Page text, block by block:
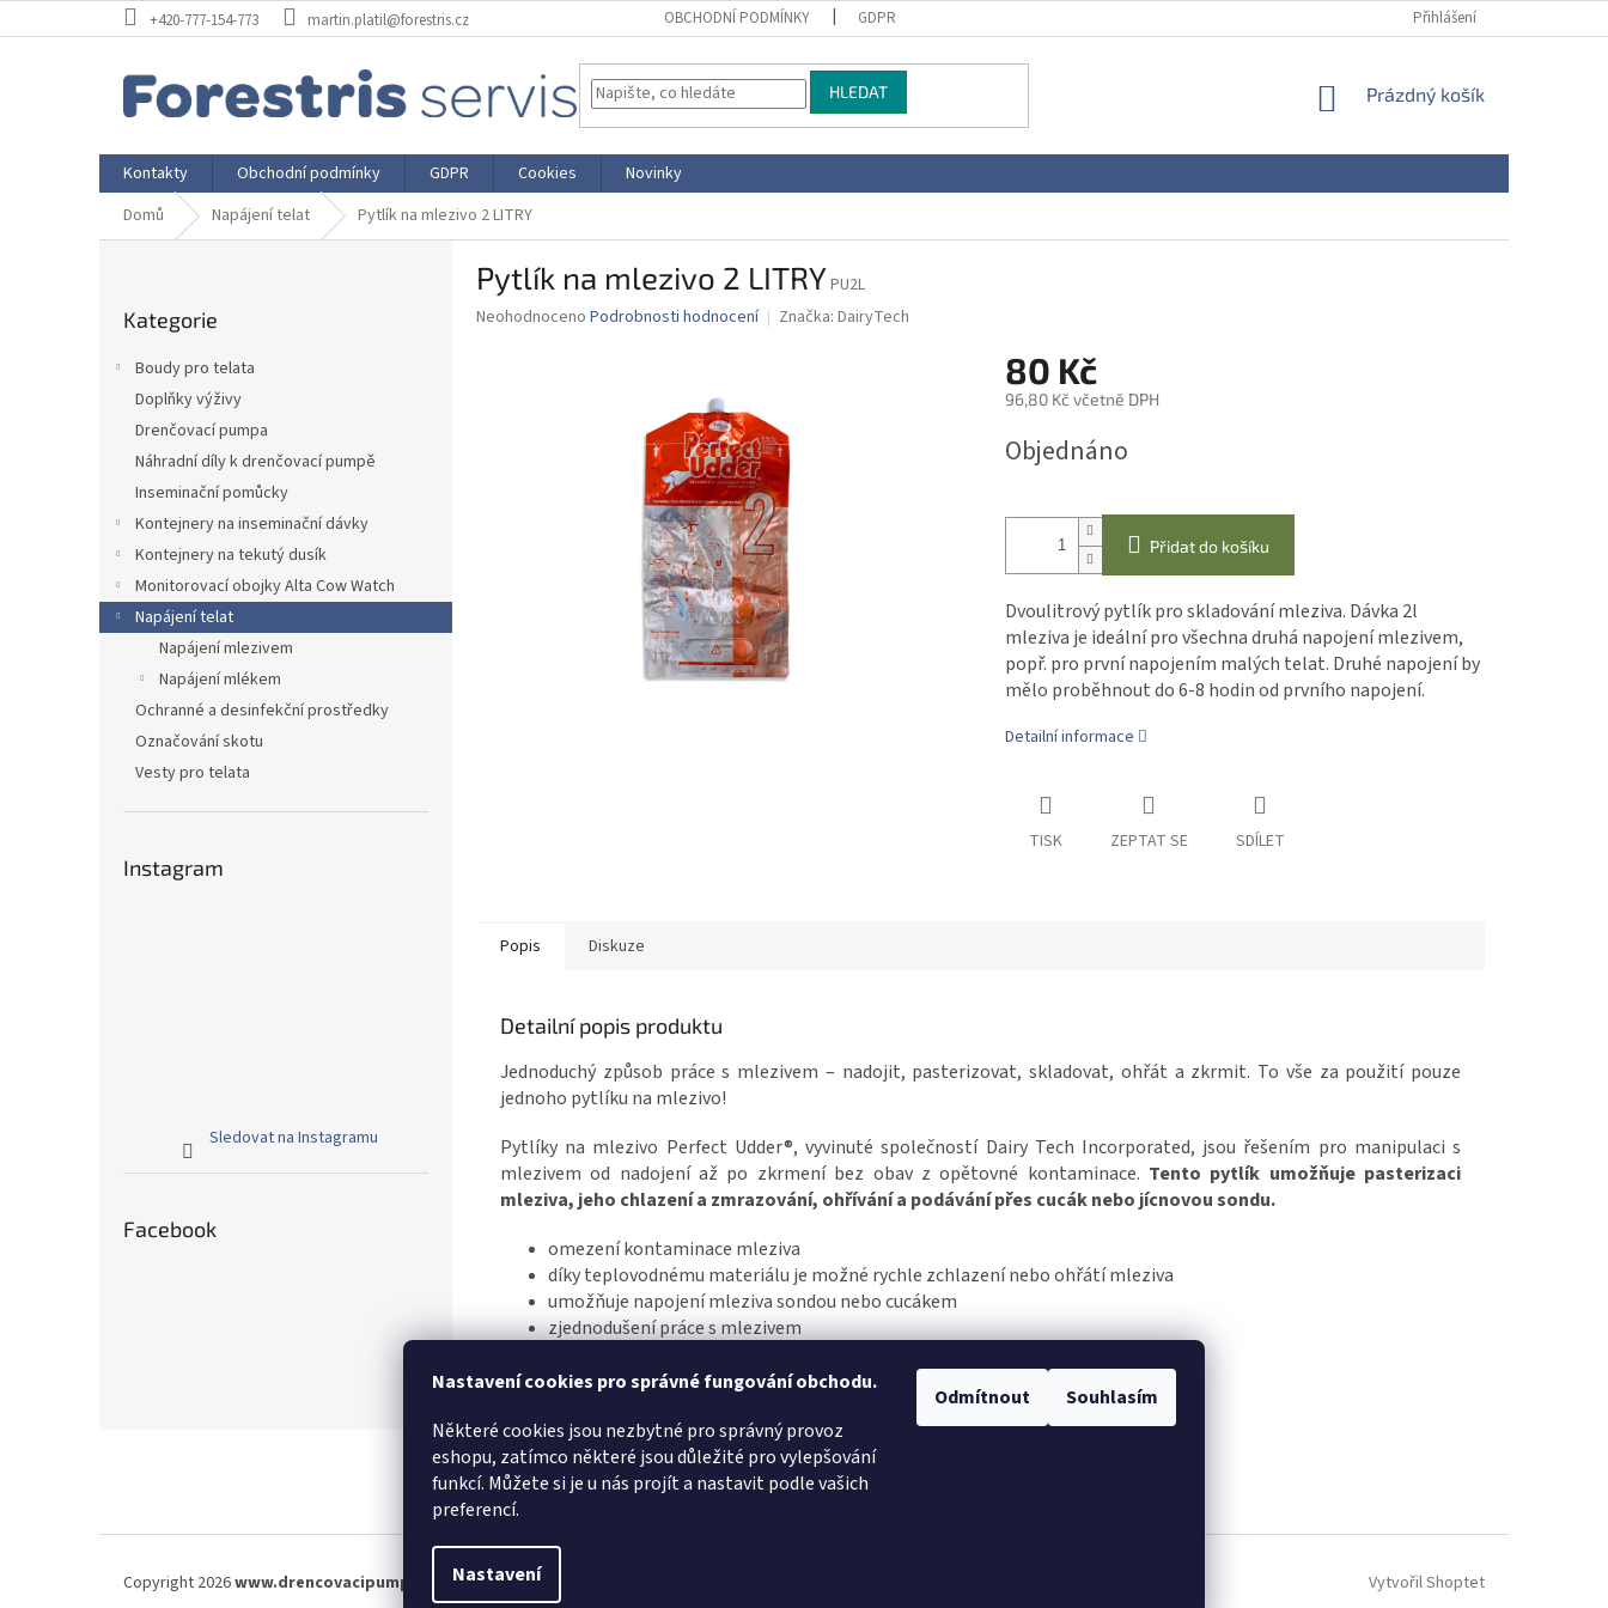
Nastavení cookies pro správné fungování obchodu.
Některé cookies jsou nezbytné pro správný provoz
eshopu, zatímco některé jsou důležité pro vylepšování
funkcí. Můžete si je u nás projít a nastavit podle vašich
preferencí.
Nastavení
Odmítnout Souhlasím
na
+420-777-154-773 martin.platil@forestris.cz OBCHODNÍ PODMÍNKY GDPR Přihlášení
HLEDAT
NÁKUPNÍ
Prázdný košík
Kontakty Obchodní podmínky GDPR Cookies
Novinky
Domů
Napájení telat Pytlík na mlezivo 2 LITRY
l
kategorie
Kategorie
Boudy pro telata
Doplňky výživy
Drenčovací pumpa
Náhradní díly k drenčovací pumpě
Inseminační pomůcky
Kontejnery na inseminační dávky
Kontejnery na tekutý dusík
Monitorovací obojky Alta Cow Watch
Napájení telat
Napájení mlezivem
Napájení mlékem
Ochranné a desinfekční prostředky
Označování skotu
Vesty pro telata
Instagram
Sledovat na Instagramu
Facebook
Pytlík na mlezivo 2 LITRYPU2L
Průměrné
Neohodnoceno Podrobnosti hodnocení Značka: DairyTech
80 Kč
96,80 Kč včetně DPH
cena:
Objednáno
Přidat do košíku
Dvoulitrový pytlík pro skladování mleziva. Dávka 2l
mleziva je ideální pro všechna druhá napojení mlezivem,
popř. pro první napojením malých telat. Druhé napojení by
mělo proběhnout do 6-8 hodin od prvního napojení.
Detailní informace
TISK ZEPTAT SE SDÍLET
Popis Diskuze
Detailní popis produktu
Jednoduchý způsob práce s mlezivem – nadojit, pasterizovat, skladovat, ohřát a zkrmit. To vše za použití pouze
jednoho pytlíku na mlezivo!
Pytlíky na mlezivo Perfect Udder®, vyvinuté společností Dairy Tech Incorporated, jsou řešením pro manipulaci s
mlezivem od nadojení až po zkrmení bez obav z opětovné kontaminace. Tento pytlík umožňuje pasterizaci
mleziva, jeho chlazení a zmrazování, ohřívání a podávání přes cucák nebo jícnovou sondu.
omezení kontaminace mleziva
díky teplovodnému materiálu je možné rychle zchlazení nebo ohřátí mleziva
umožňuje napojení mleziva sondou nebo cucákem
zjednodušení práce s mlezivem
FORESTRIS.CZ
Vytvořil Shoptet
Copyright 2026www.drencovacipumpa.cz . Všechna práva vyhrazena.